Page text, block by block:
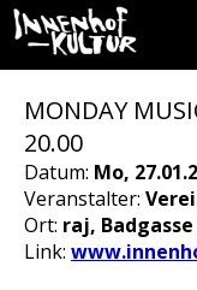
MONDAY
20.00
Datum: Mo,
Veranstalter:
Ort: raj,
Link: